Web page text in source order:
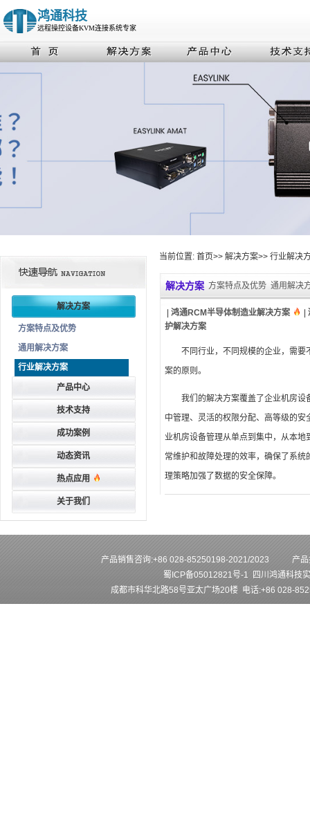
鸿通科技
远程操控设备KVM连接系统专家
解决方案
方案特点及优势
通用解决方案
行业解决方案
产品中心
技术支持
成功案例
动态资讯
热点应用
关于我们
当前位置: 首页>> 解决方案>> 行业解决
解决方案 方案特点及优势 通用解决
鸿通RCM半导体制造业解决方案 |
护解决方案
不同行业，不同规模的企业，需
案的原则。
我们的解决方案覆盖了企业机房
中管理、灵活的权限分配、高等级的
业机房设备管理从单点到集中，从本
常维护和故障处理的效率，确保了系
理策略加强了数据的安全保障。
产品销售咨询:+86 028-85250198-2021/2023
产
蜀ICP备05012821号-1 四川鸿通科技
成都市科华北路58号亚太广场20楼 电话:+86 028-